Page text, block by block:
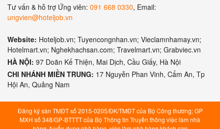
Tư vấn & hỗ trợ Ứng viên: 091 668 0330, Email:
ungvien@hoteljob.vn
Website: Hoteljob.vn; Tuyencongnhan.vn; Vieclamnhamay.vn;
Hotelmart.vn; Nghekhachsan.com; Travelmart.vn; Grabviec.vn
HÀ NỘI: 97 Doãn Kế Thiện, Mai Dịch, Cầu Giấy, Hà Nội
CHI NHÁNH MIỀN TRUNG: 17 Nguyễn Phan Vinh, Cẩm An, Tp
Hội An, Quảng Nam
Đăng ký sàn TMĐT số 2015-0205/ĐK/TMĐT của Bộ Công thương; GP
MXH số 348/GP-BTTTT của Bộ Thông tin Truyền thông việc làm nhà